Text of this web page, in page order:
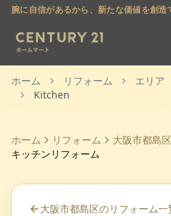
腕に自信があるから、新たな価値を創造
ホーム リフォーム エリア
Kitchen
ホーム リフォーム 大阪市都島区
キッチンリフォーム
大阪市都島区のリフォーム一